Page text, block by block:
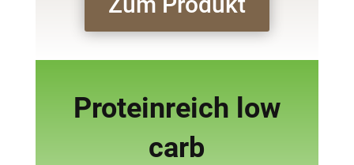
Prote­in­reich low
carb